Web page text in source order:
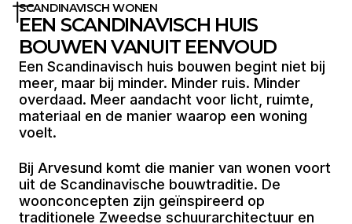
SCANDINAVISCH WONEN
EEN SCANDINAVISCH HUIS
BOUWEN VANUIT EENVOUD
Een Scandinavisch huis bouwen begint niet bij
meer, maar bij minder. Minder ruis. Minder
overdaad. Meer aandacht voor licht, ruimte,
materiaal en de manier waarop een woning
voelt.
Bij Arvesund komt die manier van wonen voort
uit de Scandinavische bouwtraditie. De
woonconcepten zijn geïnspireerd op
traditionele Zweedse schuurarchitectuur en